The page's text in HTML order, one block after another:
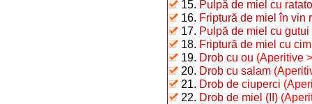
15. Pulpă de miel cu
16. Friptură de miel în vin
17. Pulpă de miel cu gutui
18. Friptură de miel cu
19. Drob cu ou (Aperitive
20. Drob cu salam
21. Drob de ciuperci
22. Drob de miel (II)